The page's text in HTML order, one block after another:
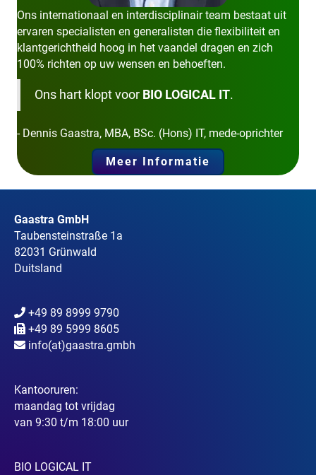
Ons internationaal en interdisciplinair team bestaat uit
ervaren specialisten en generalisten die flexibiliteit en
klantgerichtheid hoog in het vaandel dragen en zich
100% richten op uw wensen en behoeften.
Ons hart klopt voor BIO LOGICAL IT.
- Dennis Gaastra, MBA, BSc. (Hons) IT, mede-oprichter
Meer Informatie
Gaastra GmbH
Taubensteinstraße 1a
82031 Grünwald
Duitsland
+49 89 8999 9790
+49 89 5999 8605
info(at)gaastra.gmbh
Kantooruren:
maandag tot vrijdag
van 9:30 t/m 18:00 uur
BIO LOGICAL IT